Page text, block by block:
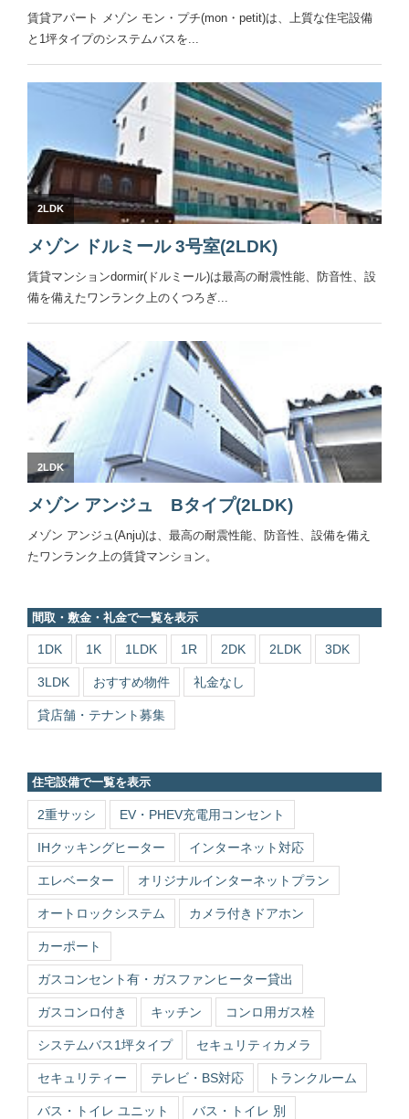
間取・敷金・礼金で一覧を表示
1DK 1K 1LDK 1R 2DK 2LDK 3DK
3LDK おすすめ物件 礼金なし
貸店舗・テナント募集
住宅設備で一覧を表示
2重サッシ EV・PHEV充電用コンセント
IHクッキングヒーター インターネット対応
エレベーター オリジナルインターネットプラン
オートロックシステム カメラ付きドアホン
カーポート
ガスコンセント有・ガスファンヒーター貸出
ガスコンロ付き キッチン コンロ用ガス栓
システムバス1坪タイプ セキュリティカメラ
セキュリティー テレビ・BS対応 トランクルーム
バス・トイレ ユニット バス・トイレ 別